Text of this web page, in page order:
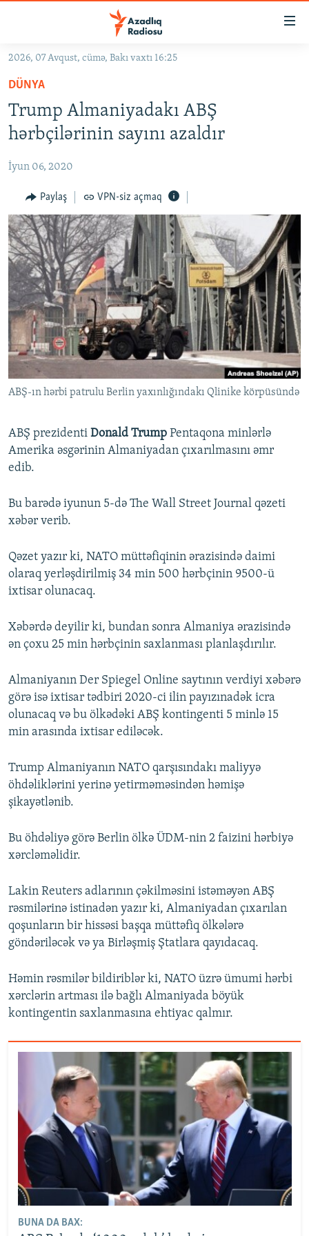
Əsas
qayıt
Əsas
naviqasiyaya
qayıt
Axtarışa
keç
KORRUPSIOMETR
#ƏSLINDƏ
FƏRQƏ BAX
QANUNI DOĞRU
ARAŞDIRMA
MULTIMEDIA
VIDEO
FOTOQALEREYA
İNFOQRAFIKA
KARIKATURA
RADIO ARXIV
OXU ZALI
AZƏRBAYCAN ƏDƏBIYYATI KITABXANASI
İSLAM VƏ DEMOKRATIYA
İZ - MƏDƏNIYYƏT PROQRAMI
HAQQIMIZDA
MISSIYAMIZ
PEŞƏ ETIKASI VƏ JURNALISTIKA STANDARTLARIMIZ
MATERIALLARIMIZDAN ISTIFADƏ
AZADLIQRADIOSU MOBIL TELEFONUNUZDA
XƏBƏR BÜLLETENLƏRIMIZ
BIZI IZLƏ
RFE/RL-in bütün saytları
2026, 07 Avqust, cümə, Bakı vaxtı 16:25
DÜNYA
Trump Almaniyadakı ABŞ
hərbçilərinin sayını azaldır
İyun 06, 2020
Paylaş VPN-siz açmaq
ABŞ-ın hərbi patrulu Berlin yaxınlığındakı Qlinike körpüsündə
ABŞ prezidenti Donald Trump Pentaqona minlərlə
Amerika əsgərinin Almaniyadan çıxarılmasını əmr
edib.
Bu barədə iyunun 5-də The Wall Street Journal qəzeti
xəbər verib.
Qəzet yazır ki, NATO müttəfiqinin ərazisində daimi
olaraq yerləşdirilmiş 34 min 500 hərbçinin 9500-ü
ixtisar olunacaq.
Xəbərdə deyilir ki, bundan sonra Almaniya ərazisində
ən çoxu 25 min hərbçinin saxlanması planlaşdırılır.
Almaniyanın Der Spiegel Online saytının verdiyi xəbərə
görə isə ixtisar tədbiri 2020-ci ilin payızınadək icra
olunacaq və bu ölkədəki ABŞ kontingenti 5 minlə 15
min arasında ixtisar ediləcək.
Trump Almaniyanın NATO qarşısındakı maliyyə
öhdəliklərini yerinə yetirməməsindən həmişə
şikayətlənib.
Bu öhdəliyə görə Berlin ölkə ÜDM-nin 2 faizini hərbiyə
xərcləməlidir.
Lakin Reuters adlarının çəkilməsini istəməyən ABŞ
rəsmilərinə istinadən yazır ki, Almaniyadan çıxarılan
qoşunların bir hissəsi başqa müttəfiq ölkələrə
göndəriləcək və ya Birləşmiş Ştatlara qayıdacaq.
Həmin rəsmilər bildiriblər ki, NATO üzrə ümumi hərbi
xərclərin artması ilə bağlı Almaniyada böyük
kontingentin saxlanmasına ehtiyac qalmır.
BUNA DA BAX: